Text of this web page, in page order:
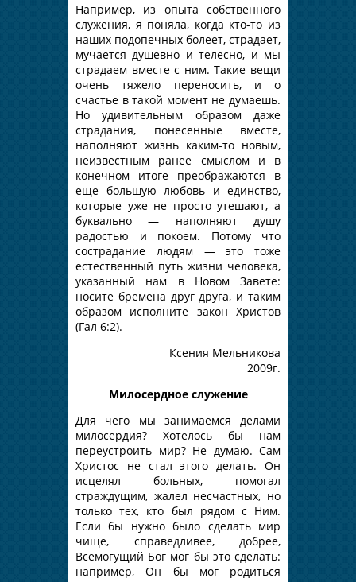
Например, из опыта собственного
служения, я поняла, когда кто-то из
наших подопечных болеет, страдает,
мучается душевно и телесно, и мы
страдаем вместе с ним. Такие вещи
очень тяжело переносить, и о
счастье в такой момент не думаешь.
Но удивительным образом даже
страдания, понесенные вместе,
наполняют жизнь каким-то новым,
неизвестным ранее смыслом и в
конечном итоге преображаются в
еще большую любовь и единство,
которые уже не просто утешают, а
буквально — наполняют душу
радостью и покоем. Потому что
сострадание людям — это тоже
естественный путь жизни человека,
указанный нам в Новом Завете:
носите бремена друг друга, и таким
образом исполните закон Христов
(Гал 6:2).
Ксения Мельникова
2009г.
Милосердное служение
Для чего мы занимаемся делами
милосердия? Хотелось бы нам
переустроить мир? Не думаю. Сам
Христос не стал этого делать. Он
исцелял больных, помогал
страждущим, жалел несчастных, но
только тех, кто был рядом с Ним.
Если бы нужно было сделать мир
чище, справедливее, добрее,
Всемогущий Бог мог бы это сделать:
например, Он бы мог родиться